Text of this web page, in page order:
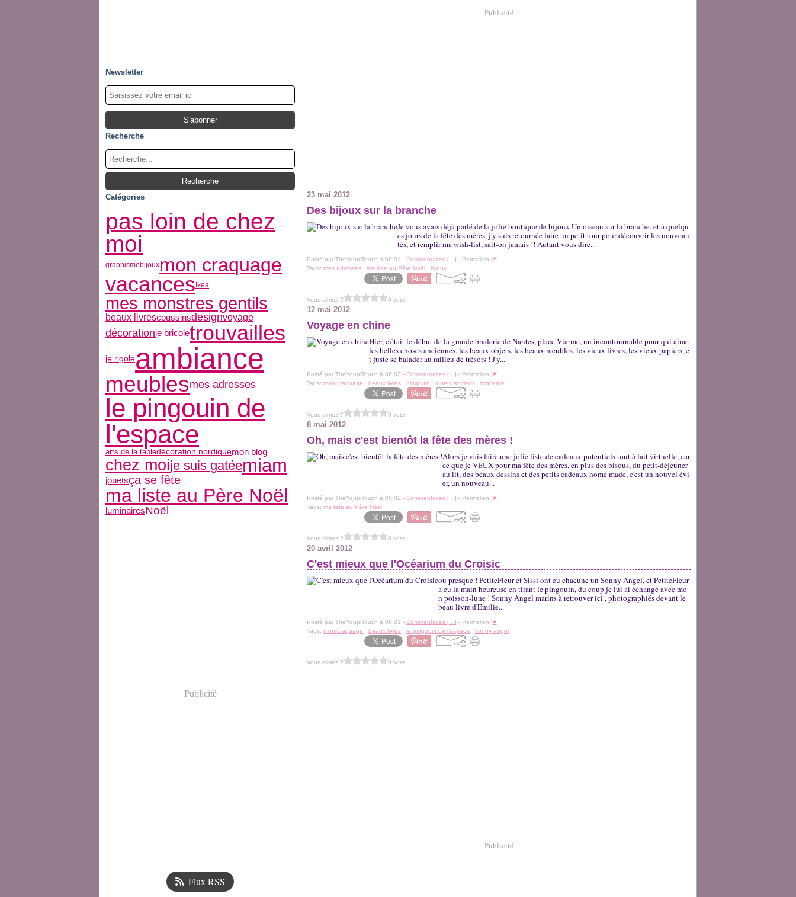
Newsletter
Recherche
Catégories
pas loin de chez
moi
graphismebijouxmon craquage
vacancesIkea
mes monstres gentils
beaux livrescoussinsdesignvoyage
décorationje bricoletrouvailles
je rigoleambiance
meublesmes adresses
le pingouin de
l'espace
arts de la tabledécoration nordiquemon blog
chez moije suis gatéemiam
jouetsça se fête
ma liste au Père Noël
luminairesNoël
Publicité
Flux RSS
Publicité
23 mai 2012
Des bijoux sur la branche
Je vous avais déjà parlé de la jolie boutique de bijoux Un oiseau sur la branche, et à quelqu
es jours de la fête des mères, j'y suis retournée faire un petit tour pour découvrir les nouveau
tés, et remplir ma wish-list, sait-on jamais !! Autant vous dire...
Posté par TheYoupiTouch à 06:01 - Commentaires [ ] - Permalien [#]
Tags: mes adresses ma liste au Père Noël bijoux
Vous aimez ? 0 vote
12 mai 2012
Voyage en chine
Hier, c'était le début de la grande braderie de Nantes, place Viarme, un incontournable pour qui aime
les belles choses anciennes, les beaux objets, les beaux meubles, les vieux livres, les vieux papiers, e
t juste se balader au milieu de trésors ! J'y...
Posté par TheYoupiTouch à 06:03 - Commentaires [ ] - Permalien [#]
Tags: mon craquage beaux livres pingouin jouets anciens brocante
Vous aimez ? 0 vote
8 mai 2012
Oh, mais c'est bientôt la fête des mères !
Alors je vais faire une jolie liste de cadeaux potentiels tout à fait virtuelle, car
ce que je VEUX pour ma fête des mères, en plus des bisous, du petit-déjeuner
au lit, des beaux dessins et des petits cadeaux home made, c'est un nouvel évi
er, un nouveau...
Posté par TheYoupiTouch à 06:02 - Commentaires [ ] - Permalien [#]
Tags: ma liste au Père Noël
Vous aimez ? 0 vote
20 avril 2012
C'est mieux que l'Océarium du Croisic
ou presque ! PetiteFleur et Sissi ont eu chacune un Sonny Angel, et PetiteFleur
a eu la main heureuse en tirant le pingouin, du coup je lui ai échangé avec mo
n poisson-lune ! Sonny Angel marins à retrouver ici , photographiés devant le
beau livre d'Emilie...
Posté par TheYoupiTouch à 06:01 - Commentaires [ ] - Permalien [#]
Tags: mon craquage beaux livres le pingouin de l'espace sonny angel
Vous aimez ? 0 vote
Publicité